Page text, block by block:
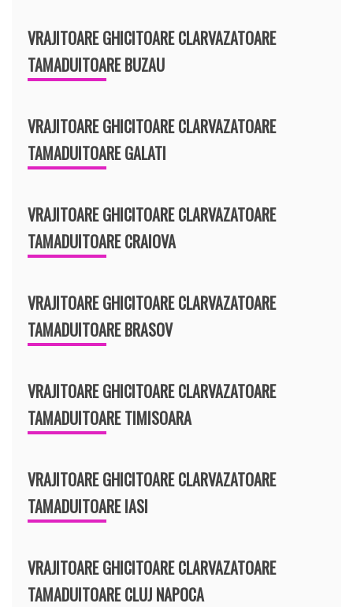
VRAJITOARE GHICITOARE CLARVAZATOARE
TAMADUITOARE BUZAU
VRAJITOARE GHICITOARE CLARVAZATOARE
TAMADUITOARE GALATI
VRAJITOARE GHICITOARE CLARVAZATOARE
TAMADUITOARE CRAIOVA
VRAJITOARE GHICITOARE CLARVAZATOARE
TAMADUITOARE BRASOV
VRAJITOARE GHICITOARE CLARVAZATOARE
TAMADUITOARE TIMISOARA
VRAJITOARE GHICITOARE CLARVAZATOARE
TAMADUITOARE IASI
VRAJITOARE GHICITOARE CLARVAZATOARE
TAMADUITOARE CLUJ NAPOCA